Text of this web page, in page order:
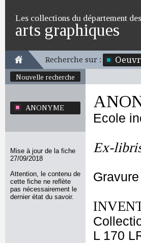
Les collections du département des
arts graphiques
Recherche sur :
Nouvelle recherche
ANONYME
Mise à jour de la fiche
27/09/2018
Attention, le contenu de
cette fiche ne reflète
pas nécessairement le
dernier état du savoir.
Ecole
Ex-
Gravure
L 170